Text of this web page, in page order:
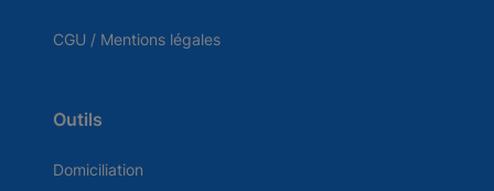
CGU / Mentions légales
Outils
Domiciliation